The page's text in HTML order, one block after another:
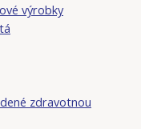
výrobky
zdravotnou